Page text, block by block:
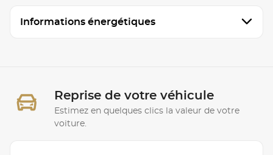
Informations énergétiques
Reprise de votre véhicule
Estimez en quelques clics la valeur de votre
voiture.